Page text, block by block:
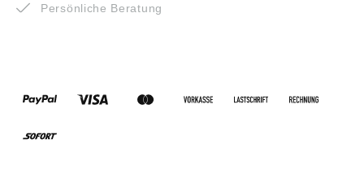
Persönliche Beratung